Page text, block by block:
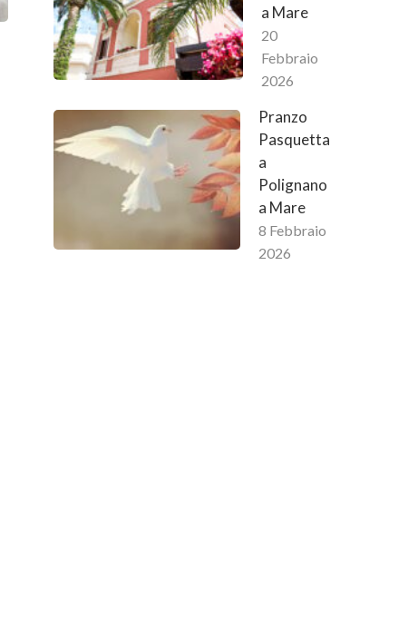
a Mare
20
Febbraio
2026
Pranzo
Pasquetta
a
Polignano
a Mare
8 Febbraio
2026